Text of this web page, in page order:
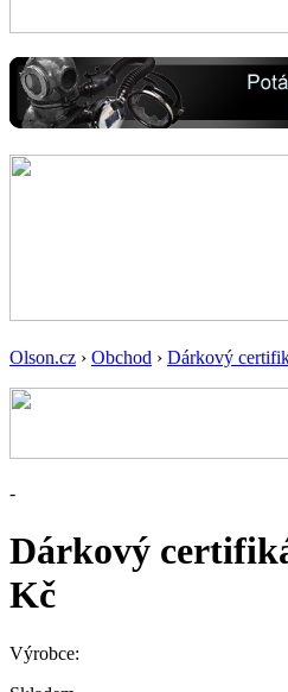
Olson.cz › Obchod › Dárkový
-
Dárkový
Kč
Výrobce: